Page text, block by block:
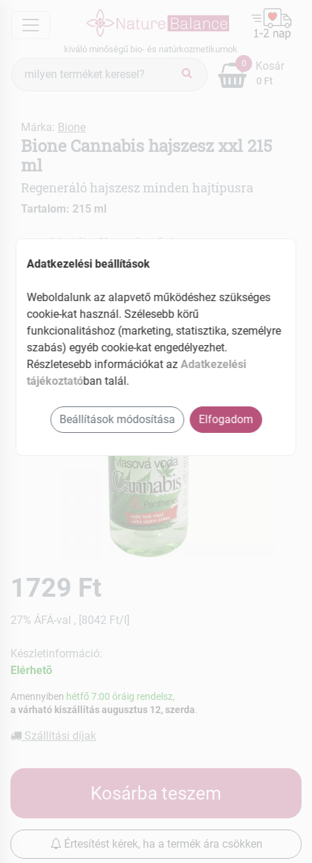
menu
kiváló minőségű bio- és natúrkozmetikumok
keresés
0
0 Ft
Kosár
Márka: Bione
Bione Cannabis hajszesz xxl 215
ml
Regeneráló hajszesz minden hajtípusra
Tartalom: 215 ml
A haj újra fényes és erős lesz
Regeneráció minden hajtípus számára
1729 Ft
27% ÁFÁ-val , [8042 Ft/l]
Készletinformáció:
Elérhetõ
Amennyiben hétfő 7:00 óráig rendelsz,
a várható kiszállítás augusztus 12, szerda
Szállítási díjak
Kosárba teszem
Értesítést kérek, ha a termék ára csökken
Adatkezelési beállítások
Weboldalunk az alapvető működéshez szükséges
cookie-kat használ. Szélesebb körű
funkcionalitáshoz (marketing, statisztika, személyre
szabás) egyéb cookie-kat engedélyezhet.
Részletesebb információkat azAdatkezelési
tájékoztatóban talál.
Beállítások módosítása Elfogadom